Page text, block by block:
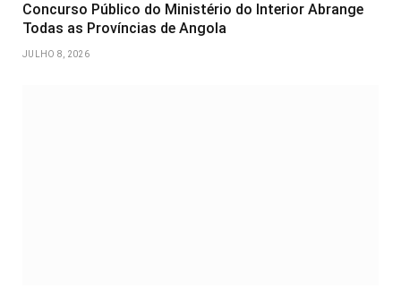
Concurso Público do Ministério do Interior Abrange
Todas as Províncias de Angola
JULHO 8, 2026